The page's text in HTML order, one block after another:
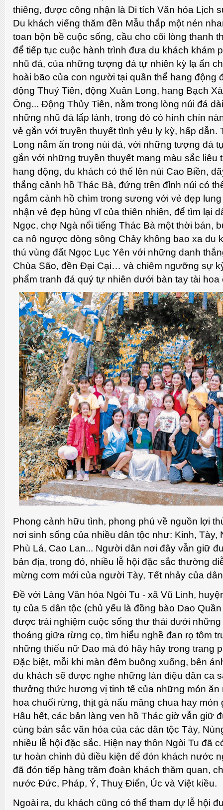
thiêng, được công nhận là Di tích Văn hóa Lịch
Du khách viếng thăm đền Mẫu thắp một nén
toan bộn bề cuộc sống, cầu cho cõi lòng thanh
để tiếp tục cuộc hành trình đưa du khách khám
nhũ đá, của những tượng đá tự nhiên kỳ lạ ẩn
hoài bão của con người tại quần thể hang động
động Thuỷ Tiên, động Xuân Long, hang Bạch
Ông... Động Thủy Tiên, nằm trong lòng núi đá
những nhũ đá lấp lánh, trong đó có hình chín
vẻ gắn với truyền thuyết tình yêu ly kỳ, hấp dẫn.
Long nằm ẩn trong núi đá, với những tượng đá
gắn với những truyền thuyết mang màu sắc liêu
hang động, du khách có thể lên núi Cao Biền,
thắng cảnh hồ Thác Bà, đứng trên đỉnh núi có
ngắm cảnh hồ chìm trong sương với vẻ đẹp
nhận vẻ đẹp hùng vĩ của thiên nhiên, để tìm lại
Ngọc, chợ Ngà nổi tiếng Thác Bà một thời bán,
ca nô ngược dòng sông Chảy không bao xa du
thú vùng đất Ngọc Lục Yên với những danh
Chùa São, đền Đại Cại… và chiêm ngưỡng sự
phẩm tranh đá quý tự nhiên dưới bàn tay tài
Phong cảnh hữu tình, phong phú về nguồn lợi
nơi sinh sống của nhiều dân tộc như: Kinh, Tày,
Phù Lá, Cao Lan... Người dân nơi đây vẫn giữ
bản địa, trong đó, nhiều lễ hội đặc sắc thường
mừng cơm mới của người Tày, Tết nhảy của
Đề với Làng Văn hóa Ngòi Tu - xã Vũ Linh,
tụ của 5 dân tộc (chủ yếu là đồng bào Dao
được trải nghiệm cuộc sống thư thái dưới
thoáng giữa rừng cọ, tìm hiểu nghề đan rọ tôm
những thiếu nữ Dao má đỏ hây hây trong trang
Đặc biệt, mỗi khi màn đêm buông xuống, bên
du khách sẽ được nghe những làn điệu dân ca
thưởng thức hương vị tinh tế của những món ăn
hoa chuối rừng, thịt gà nấu măng chua hay món
Hầu hết, các bản làng ven hồ Thác giờ vẫn giữ
cùng bản sắc văn hóa của các dân tộc Tày,
nhiều lễ hội đặc sắc. Hiện nay thôn Ngòi Tu đã
tư hoàn chỉnh đủ điều kiện để đón khách nước
đã đón tiếp hàng trăm đoàn khách thăm quan,
nước Đức, Pháp, Ý, Thuỵ Điển, Úc và Việt kiều.
Ngoài ra, du khách cũng có thể tham dự lễ hội